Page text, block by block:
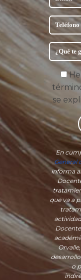
se
En
General
informa
que va a
o